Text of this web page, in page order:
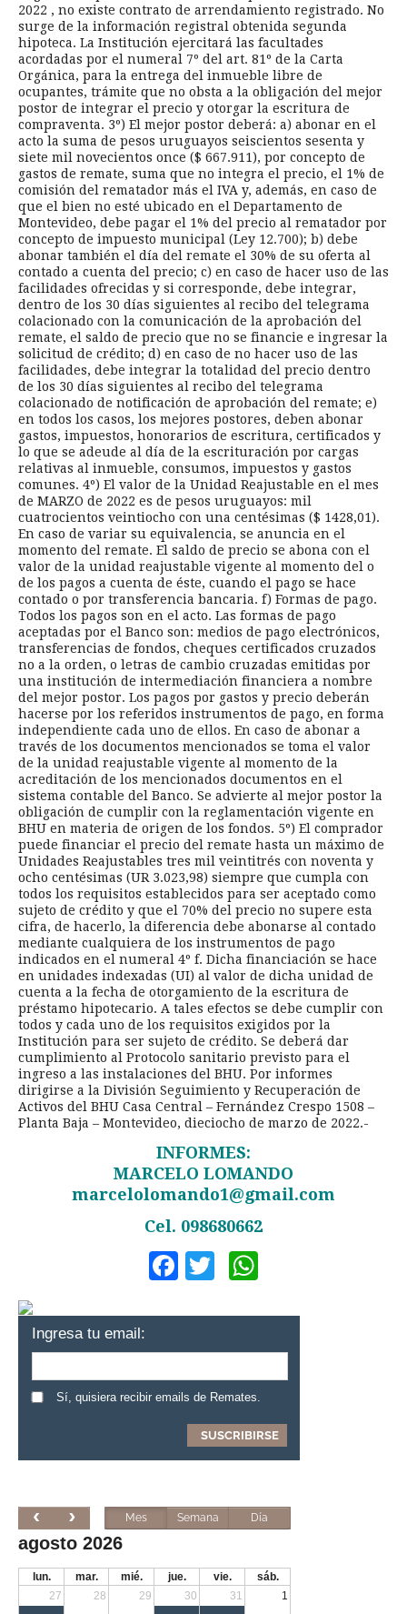
2022 , no existe contrato de arrendamiento registrado. No
surge de la información registral obtenida segunda
hipoteca. La Institución ejercitará las facultades
acordadas por el numeral 7º del art. 81º de la Carta
Orgánica, para la entrega del inmueble libre de
ocupantes, trámite que no obsta a la obligación del mejor
postor de integrar el precio y otorgar la escritura de
compraventa. 3º) El mejor postor deberá: a) abonar en el
acto la suma de pesos uruguayos seiscientos sesenta y
siete mil novecientos once ($ 667.911), por concepto de
gastos de remate, suma que no integra el precio, el 1% de
comisión del rematador más el IVA y, además, en caso de
que el bien no esté ubicado en el Departamento de
Montevideo, debe pagar el 1% del precio al rematador por
concepto de impuesto municipal (Ley 12.700); b) debe
abonar también el día del remate el 30% de su oferta al
contado a cuenta del precio; c) en caso de hacer uso de las
facilidades ofrecidas y si corresponde, debe integrar,
dentro de los 30 días siguientes al recibo del telegrama
colacionado con la comunicación de la aprobación del
remate, el saldo de precio que no se financie e ingresar la
solicitud de crédito; d) en caso de no hacer uso de las
facilidades, debe integrar la totalidad del precio dentro
de los 30 días siguientes al recibo del telegrama
colacionado de notificación de aprobación del remate; e)
en todos los casos, los mejores postores, deben abonar
gastos, impuestos, honorarios de escritura, certificados y
lo que se adeude al día de la escrituración por cargas
relativas al inmueble, consumos, impuestos y gastos
comunes. 4º) El valor de la Unidad Reajustable en el mes
de MARZO de 2022 es de pesos uruguayos: mil
cuatrocientos veintiocho con una centésimas ($ 1428,01).
En caso de variar su equivalencia, se anuncia en el
momento del remate. El saldo de precio se abona con el
valor de la unidad reajustable vigente al momento del o
de los pagos a cuenta de éste, cuando el pago se hace
contado o por transferencia bancaria. f) Formas de pago.
Todos los pagos son en el acto. Las formas de pago
aceptadas por el Banco son: medios de pago electrónicos,
transferencias de fondos, cheques certificados cruzados
no a la orden, o letras de cambio cruzadas emitidas por
una institución de intermediación financiera a nombre
del mejor postor. Los pagos por gastos y precio deberán
hacerse por los referidos instrumentos de pago, en forma
independiente cada uno de ellos. En caso de abonar a
través de los documentos mencionados se toma el valor
de la unidad reajustable vigente al momento de la
acreditación de los mencionados documentos en el
sistema contable del Banco. Se advierte al mejor postor la
obligación de cumplir con la reglamentación vigente en
BHU en materia de origen de los fondos. 5º) El comprador
puede financiar el precio del remate hasta un máximo de
Unidades Reajustables tres mil veintitrés con noventa y
ocho centésimas (UR 3.023,98) siempre que cumpla con
todos los requisitos establecidos para ser aceptado como
sujeto de crédito y que el 70% del precio no supere esta
cifra, de hacerlo, la diferencia debe abonarse al contado
mediante cualquiera de los instrumentos de pago
indicados en el numeral 4º f. Dicha financiación se hace
en unidades indexadas (UI) al valor de dicha unidad de
cuenta a la fecha de otorgamiento de la escritura de
préstamo hipotecario. A tales efectos se debe cumplir con
todos y cada uno de los requisitos exigidos por la
Institución para ser sujeto de crédito. Se deberá dar
cumplimiento al Protocolo sanitario previsto para el
ingreso a las instalaciones del BHU. Por informes
dirigirse a la División Seguimiento y Recuperación de
Activos del BHU Casa Central – Fernández Crespo 1508 –
Planta Baja – Montevideo, dieciocho de marzo de 2022.-
INFORMES:
MARCELO LOMANDO
marcelolomando1@gmail.com
Cel. 098680662
Facebook
Twitter
Ingresa tu email:
Sí, quisiera recibir emails de Remates.
Mes Semana Día
agosto 2026
lun. mar. mié. jue. vie.
sáb.
27
28 29 30 31 1